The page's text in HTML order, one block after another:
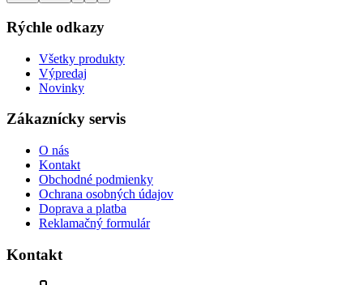
Rýchle odkazy
Všetky produkty
Výpredaj
Novinky
Zákaznícky servis
O nás
Kontakt
Obchodné podmienky
Ochrana osobných údajov
Doprava a platba
Reklamačný formulár
Kontakt